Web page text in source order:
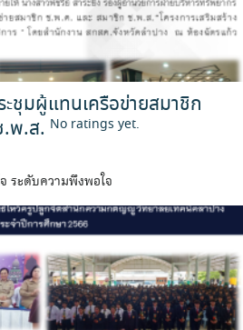
ะชุมผู้แทนเครือข่ายสมาชิก
.พ.ส. No ratings yet.
ระดับความพึงพอใจ